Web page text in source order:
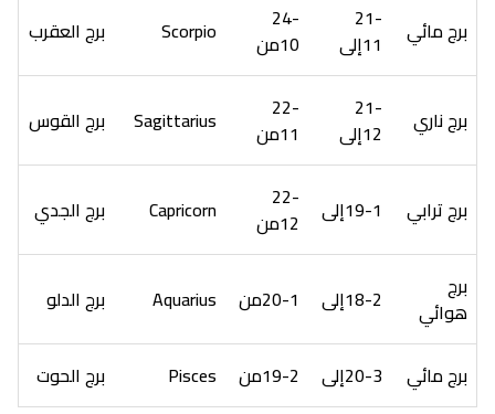
برج مائي
21-
11إلى
24-
10من
Scorpio برج العقرب
برج ناري
21-
12إلى
22-
11من
Sagittarius برج القوس
برج ترابي 19-1إلى
22-
12من
Capricorn برج الجدي
برج
هوائي
18-2إلى 20-1من Aquarius برج الدلو
برج مائي 20-3إلى 19-2من Pisces
برج الحوت